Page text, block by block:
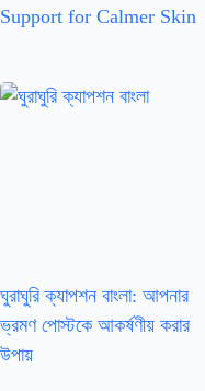
Support for Calmer Skin
ঘুরাঘুরি ক্যাপশন বাংলা: আপনার
ভ্রমণ পোস্টকে আকর্ষণীয় করার
উপায়